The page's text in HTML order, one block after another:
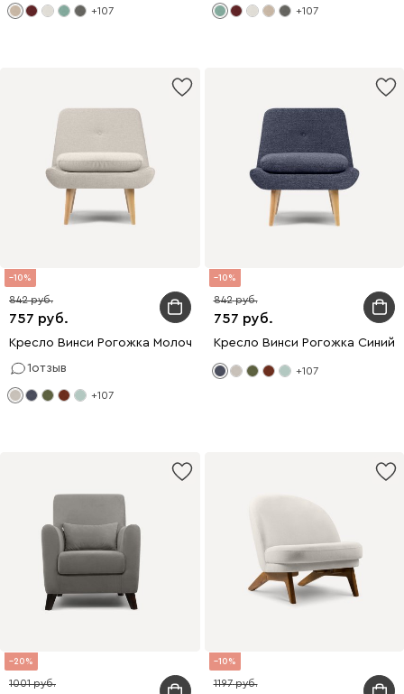
+107 +107
10
757
842
Кресло Винси Рогожка Молочный
1отзыв
+107
10
757
842
Кресло Винси Рогожка Синий
+107
20
1001
10
1197